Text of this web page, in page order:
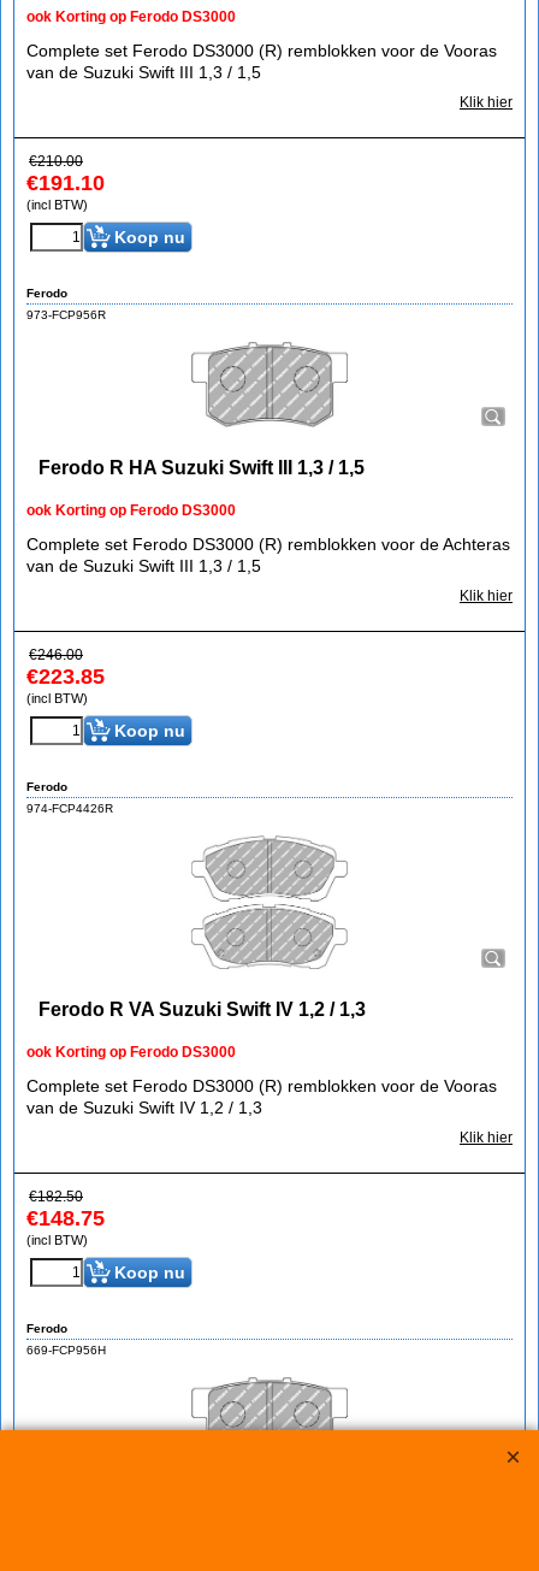
ook Korting op Ferodo DS3000
Complete set Ferodo DS3000 (R) remblokken voor de Vooras
van de Suzuki Swift III 1,3 / 1,5
Klik hier
€210.00
€191.10
(incl BTW)
Koop nu
Ferodo
973-FCP956R
Ferodo R HA Suzuki Swift III 1,3 / 1,5
ook Korting op Ferodo DS3000
Complete set Ferodo DS3000 (R) remblokken voor de Achteras
van de Suzuki Swift III 1,3 / 1,5
Klik hier
€246.00
€223.85
(incl BTW)
Koop nu
Ferodo
974-FCP4426R
Ferodo R VA Suzuki Swift IV 1,2 / 1,3
ook Korting op Ferodo DS3000
Complete set Ferodo DS3000 (R) remblokken voor de Vooras
van de Suzuki Swift IV 1,2 / 1,3
Klik hier
€182.50
€148.75
(incl BTW)
Koop nu
Ferodo
669-FCP956H